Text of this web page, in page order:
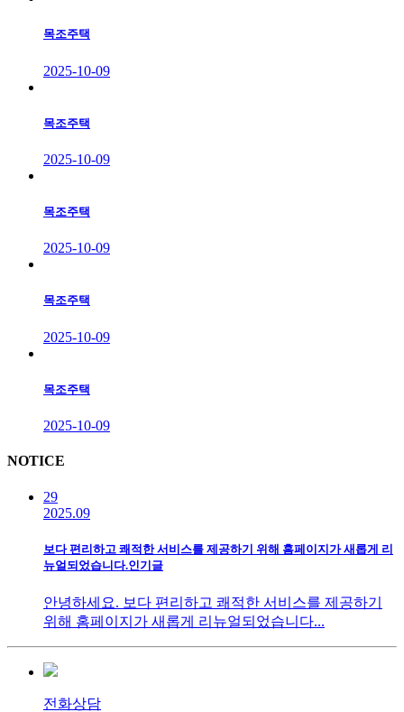
목조주택
2025-10-09
목조주택
2025-10-09
목조주택
2025-10-09
목조주택
2025-10-09
목조주택
2025-10-09
NOTICE
29
2025.09
보다 편리하고 쾌적한 서비스를 제공하기 위해 홈페이지가 새롭게 리
뉴얼되었습니다.인기글
안녕하세요. 보다 편리하고 쾌적한 서비스를 제공하기
위해 홈페이지가 새롭게 리뉴얼되었습니다...
전화상담